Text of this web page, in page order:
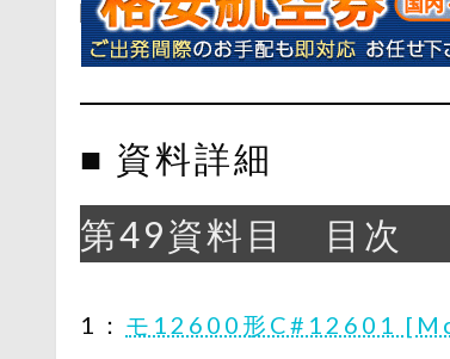
■ 資料詳細
第49資料目 目次
1： モ12600形C#12601